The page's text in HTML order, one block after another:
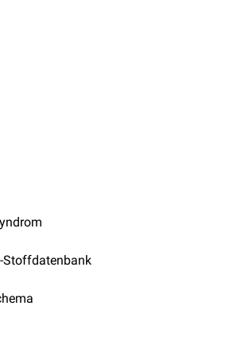
Stoffdatenbank